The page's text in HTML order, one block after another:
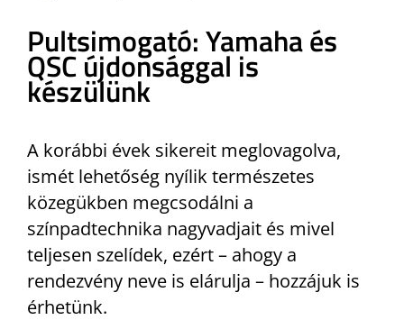
Pultsimogató: Yamaha és
QSC újdonsággal is
készülünk
A korábbi évek sikereit meglovagolva,
ismét lehetőség nyílik természetes
közegükben megcsodálni a
színpadtechnika nagyvadjait és mivel
teljesen szelídek, ezért – ahogy a
rendezvény neve is elárulja – hozzájuk is
érhetünk.